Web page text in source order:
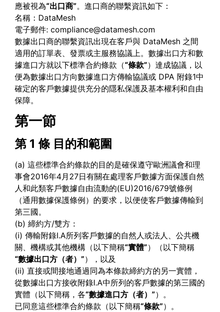
應被視為“出口商”。進口商的聯繫資訊如下：
名稱：DataMesh
電子郵件: compliance@datamesh.com
數據出口商的聯繫資訊出現在客戶與 DataMesh 之間
適用的訂單表、發票或主服務協議上。數據出口方和數
據進口方就以下標準合約條款（“條款”）達成協議，以
便為數據出口方向數據進口方傳輸協議或 DPA 附錄1中
確定的客戶數據提供充分的隱私保護及基本權利和自由
保障。
第一節
第 1 條 目的和範圍
(a) 這些標準合約條款的目的是確保遵守歐洲議會和理
事會2016年4月27日有關在處理客戶數據方面保護自然
人和此類客戶數據自由流動的(EU)2016/679號條例
（通用數據保護條例）的要求，以便使客戶數據傳輸到
第三國。
(b) 締約方/雙方：
(i) 傳輸附錄I.A所列客戶數據的自然人或法人、公共機
關、機構或其他機構（以下簡稱“實體”）（以下簡稱
“數據出口方（者） ”），以及
(ii) 直接或間接地通過同為本條款締約方的另一實體，
從數據出口方接收附錄I.A中所列的客戶數據的第三國的
實體（以下簡稱，各“數據進口方（者） ”）。
已同意這些標準合約條款（以下簡稱“條款”）。